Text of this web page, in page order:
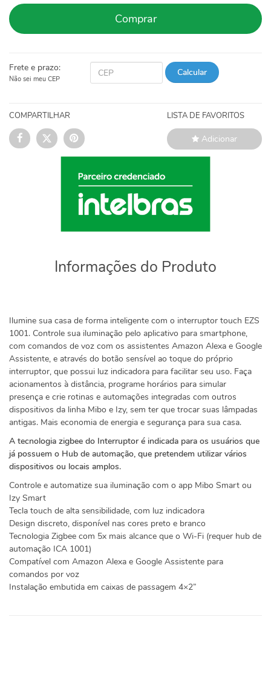
Comprar
Frete e prazo:
Não sei meu CEP
Calcular
COMPARTILHAR LISTA DE FAVORITOS
Adicionar
Informações do Produto
Ilumine sua casa de forma inteligente com o interruptor touch EZS
1001. Controle sua iluminação pelo aplicativo para smartphone,
com comandos de voz com os assistentes Amazon Alexa e Google
Assistente, e através do botão sensível ao toque do próprio
interruptor, que possui luz indicadora para facilitar seu uso. Faça
acionamentos à distância, programe horários para simular
presença e crie rotinas e automações integradas com outros
dispositivos da linha Mibo e Izy, sem ter que trocar suas lâmpadas
antigas. Mais economia de energia e segurança para sua casa.
A tecnologia zigbee do Interruptor é indicada para os usuários que
já possuem o Hub de automação, que pretendem utilizar vários
dispositivos ou locais amplos.
Controle e automatize sua iluminação com o app Mibo Smart ou
Izy Smart
Tecla touch de alta sensibilidade, com luz indicadora
Design discreto, disponível nas cores preto e branco
Tecnologia Zigbee com 5x mais alcance que o Wi-Fi (requer hub de
automação ICA 1001)
Compatível com Amazon Alexa e Google Assistente para
comandos por voz
Instalação embutida em caixas de passagem 4×2”